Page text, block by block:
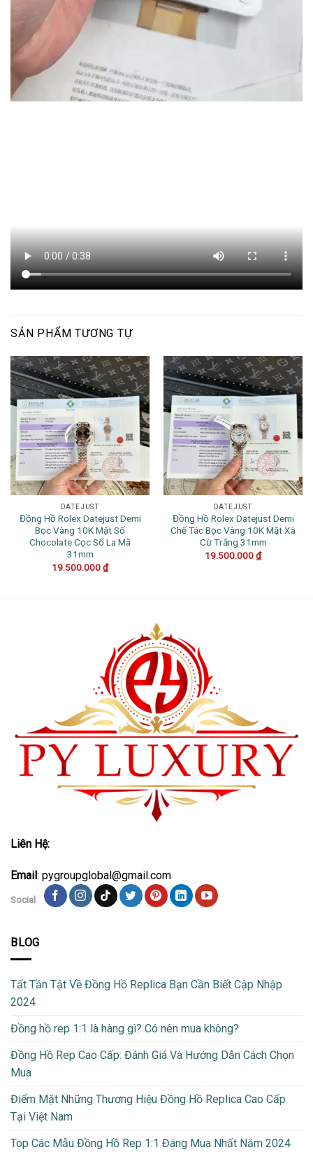
SẢN PHẨM TƯƠNG TỰ
DATEJUST
Đồng Hồ Rolex Datejust Demi
Bọc Vàng 10K Mặt Số
Chocolate Cọc Số La Mã
31mm
19.500.000₫
DATEJUST
Đồng Hồ Rolex Datejust Demi
Chế Tác Bọc Vàng 10K Mặt Xà
Cừ Trắng 31mm
19.500.000₫
Liên Hệ:
Email : pygroupglobal@gmail.com
Social
BLOG
Tất Tần Tật Về Đồng Hồ Replica Bạn Cần Biết Cập Nhập
2024
Đồng hồ rep 1:1 là hàng gì? Có nên mua không?
Đồng Hồ Rep Cao Cấp: Đánh Giá Và Hướng Dẫn Cách Chọn
Mua
Điểm Mặt Những Thương Hiệu Đồng Hồ Replica Cao Cấp
Tại Việt Nam
Top Các Mẫu Đồng Hồ Rep 1:1 Đáng Mua Nhất Năm 2024